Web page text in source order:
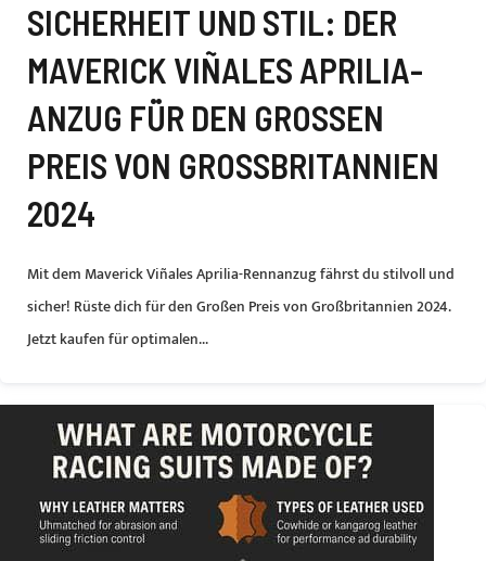
SICHERHEIT UND STIL: DER
MAVERICK VIÑALES APRILIA-
ANZUG FÜR DEN GROSSEN P
REIS VON GROSSBRITANNIEN 20
24
Mit dem Maverick Viñales Aprilia-Rennanzug fährst du stilvoll und
sicher! Rüste dich für den Großen Preis von Großbritannien 2024.
Jetzt kaufen für optimalen...